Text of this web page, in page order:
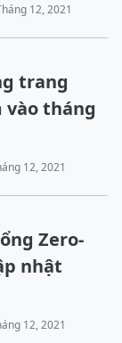
12, 2021
trang
vào tháng
12, 2021
Zero-
nhật
12, 2021